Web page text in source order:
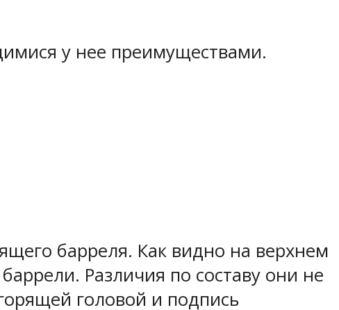
у нее преимуществами.
барреля. Как видно на верхнем
Различия по составу они не
головой и подпись